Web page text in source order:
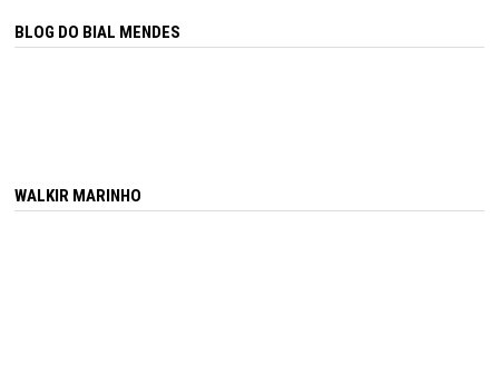
BLOG DO BIAL MENDES
WALKIR MARINHO